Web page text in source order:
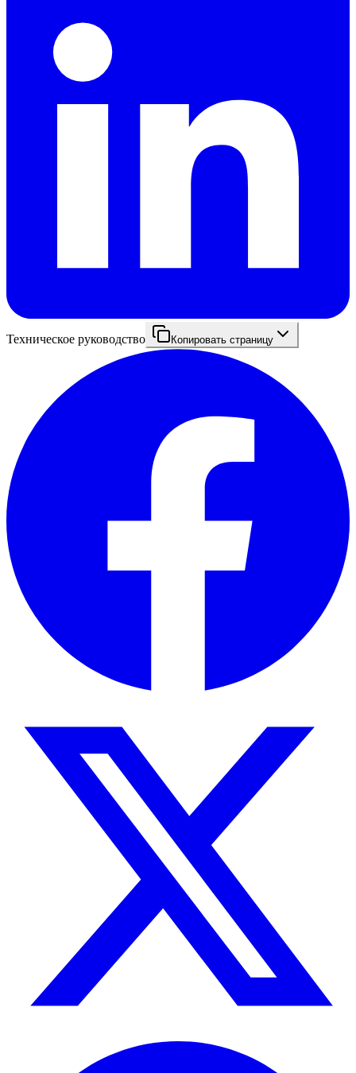
Техническое руководство Копировать страницу